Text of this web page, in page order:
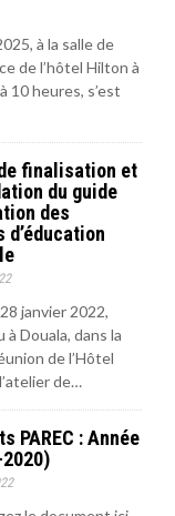
à la salle de
de l’hôtel Hilton à
10 heures, s’est
finalisation et
du guide
des
d’éducation
janvier 2022,
à Douala, dans la
de l’Hôtel
de…
PAREC : Année